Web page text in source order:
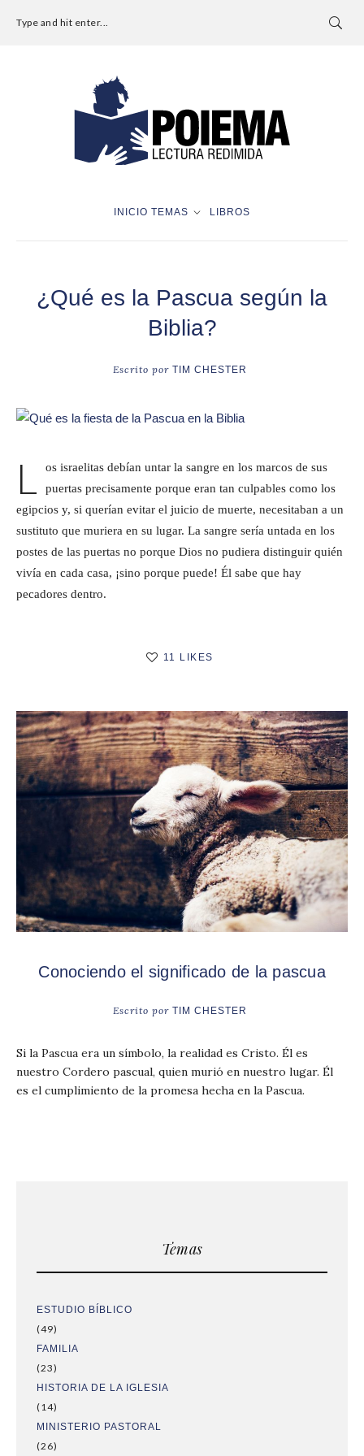
Type and hit enter...
INICIO TEMAS LIBROS
¿Qué es la Pascua según la
Biblia?
Escrito por TIM CHESTER
L
os israelitas debían untar la sangre en los marcos de sus
puertas precisamente porque eran tan culpables como los
egipcios y, si querían evitar el juicio de muerte, necesitaban a un
sustituto que muriera en su lugar. La sangre sería untada en los
postes de las puertas no porque Dios no pudiera distinguir quién
vivía en cada casa, ¡sino porque puede! Él sabe que hay
pecadores dentro.
11 LIKES
Conociendo el significado de la pascua
Escrito por TIM CHESTER
Si la Pascua era un símbolo, la realidad es Cristo. Él es
nuestro Cordero pascual, quien murió en nuestro lugar. Él
es el cumplimiento de la promesa hecha en la Pascua.
Temas
ESTUDIO BÍBLICO
(49)
FAMILIA
(23)
HISTORIA DE LA IGLESIA
(14)
MINISTERIO PASTORAL
(26)